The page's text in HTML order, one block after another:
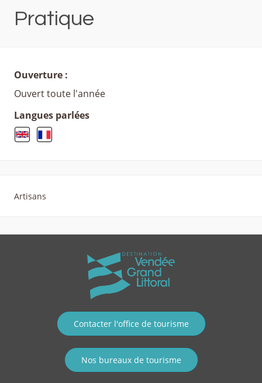
Pratique
Ouverture :
Ouvert toute l'année
Langues parlées
Artisans
Contacter l'office de tourisme
Nos bureaux de tourisme